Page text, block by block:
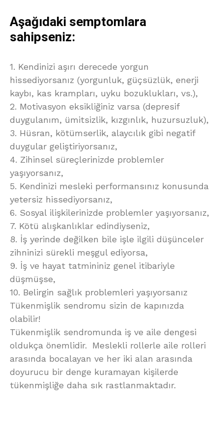
Aşağıdaki semptomlara
sahipseniz:
1. Kendinizi aşırı derecede yorgun
hissediyorsanız (yorgunluk, güçsüzlük, enerji
kaybı, kas krampları, uyku bozuklukları, vs.),
2. Motivasyon eksikliğiniz varsa (depresif
duygulanım, ümitsizlik, kızgınlık, huzursuzluk),
3. Hüsran, kötümserlik, alaycılık gibi negatif
duygular geliştiriyorsanız,
4. Zihinsel süreçlerinizde problemler
yaşıyorsanız,
5. Kendinizi mesleki performansınız konusunda
yetersiz hissediyorsanız,
6. Sosyal ilişkilerinizde problemler yaşıyorsanız,
7. Kötü alışkanlıklar edindiyseniz,
8. İş yerinde değilken bile işle ilgili düşünceler
zihninizi sürekli meşgul ediyorsa,
9. İş ve hayat tatmininiz genel itibariyle
düşmüşse,
10. Belirgin sağlık problemleri yaşıyorsanız
Tükenmişlik sendromu sizin de kapınızda
olabilir!
Tükenmişlik sendromunda iş ve aile dengesi
oldukça önemlidir. Meslekli rollerle aile rolleri
arasında bocalayan ve her iki alan arasında
doyurucu bir denge kuramayan kişilerde
tükenmişliğe daha sık rastlanmaktadır.